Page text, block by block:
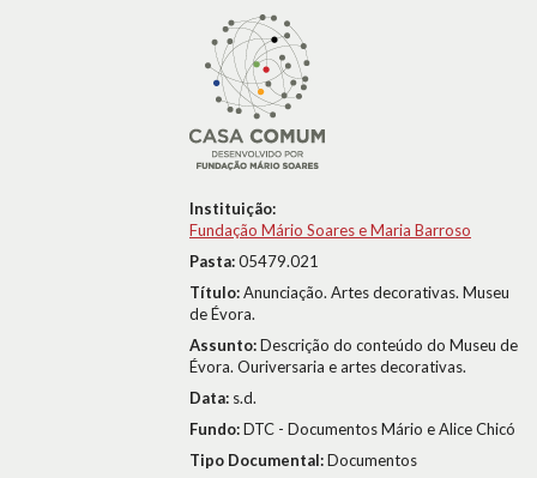
Instituição:
Fundação Mário Soares e Maria Barroso
Pasta:05479.021
Título:Anunciação. Artes decorativas. Museu
de Évora.
Assunto:Descrição do conteúdo do Museu de
Évora. Ouriversaria e artes decorativas.
Data: s.d.
Fundo:DTC - Documentos Mário e Alice Chicó
Tipo Documental:Documentos